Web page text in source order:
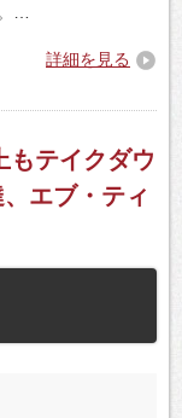
…
詳細を見る
もテイクダウ
エブ・ティ